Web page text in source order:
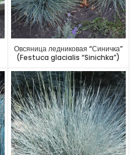
Овсяница ледниковая “Синичка”
(Festuca glacialis “Sinichka”)